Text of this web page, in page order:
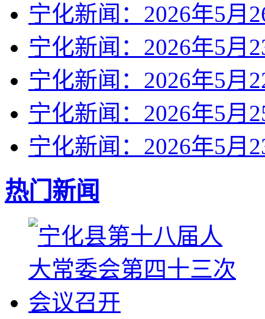
宁化新闻：2026年5月
宁化新闻：2026年5月
宁化新闻：2026年5月
宁化新闻：2026年5月
宁化新闻：2026年5月
热门新闻